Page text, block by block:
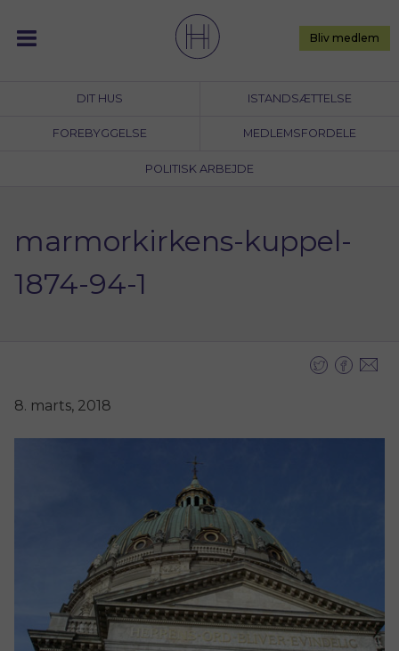
content
DIT HUS ISTANDSÆTTELSE
FOREBYGGELSE MEDLEMSFORDELE
POLITISK ARBEJDE
Bliv medlem
marmorkirkens-kuppel-
1874-94-1
8. marts, 2018